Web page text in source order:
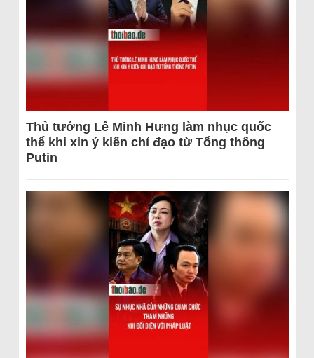
Thủ tướng Lê Minh Hưng làm nhục quốc
thể khi xin ý kiến chỉ đạo từ Tổng thống
Putin